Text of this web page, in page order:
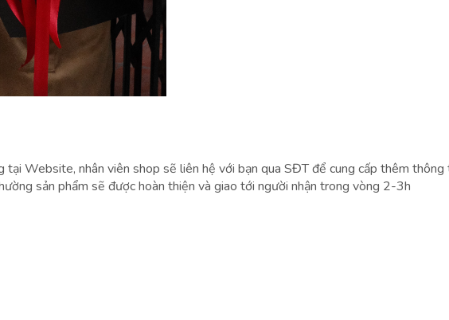
tại Website, nhân viên shop sẽ liên hệ với bạn qua SĐT để cung cấp thêm
sản phẩm sẽ được hoàn thiện và giao tới người nhận trong vòng 2-3h